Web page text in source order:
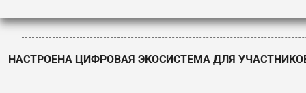
НАСТРОЕНА ЦИФРОВАЯ ЭКОСИСТЕМА ДЛЯ